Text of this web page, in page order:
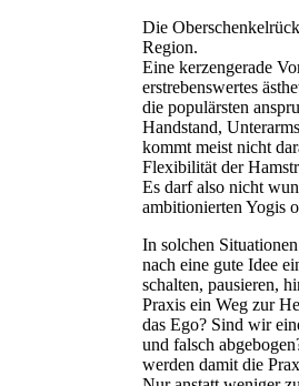
Die
Region.
Eine kerzengerade
erstrebenswertes
die populärsten
Handstand,
kommt meist nicht
Flexibilität der
Es darf also nicht
ambitionierten Yogis
In solchen
nach eine gute Idee
schalten, pausieren,
Praxis ein Weg zur
das Ego? Sind wir
und falsch
werden damit die